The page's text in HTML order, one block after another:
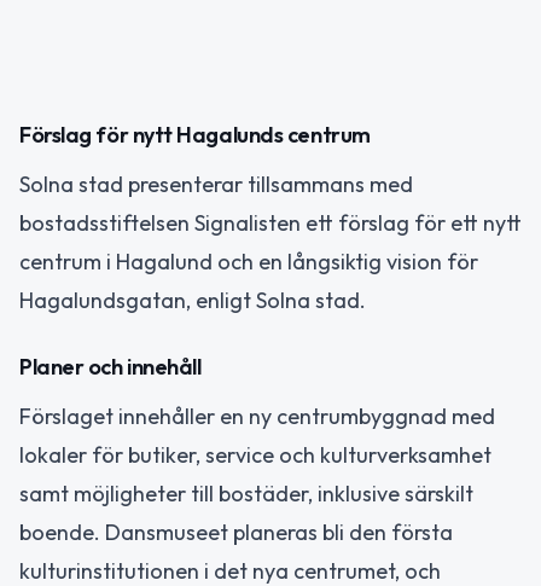
Förslag för nytt Hagalunds centrum
Solna stad presenterar tillsammans med
bostadsstiftelsen Signalisten ett förslag för ett nytt
centrum i Hagalund och en långsiktig vision för
Hagalundsgatan, enligt Solna stad.
Planer och innehåll
Förslaget innehåller en ny centrumbyggnad med
lokaler för butiker, service och kulturverksamhet
samt möjligheter till bostäder, inklusive särskilt
boende. Dansmuseet planeras bli den första
kulturinstitutionen i det nya centrumet, och